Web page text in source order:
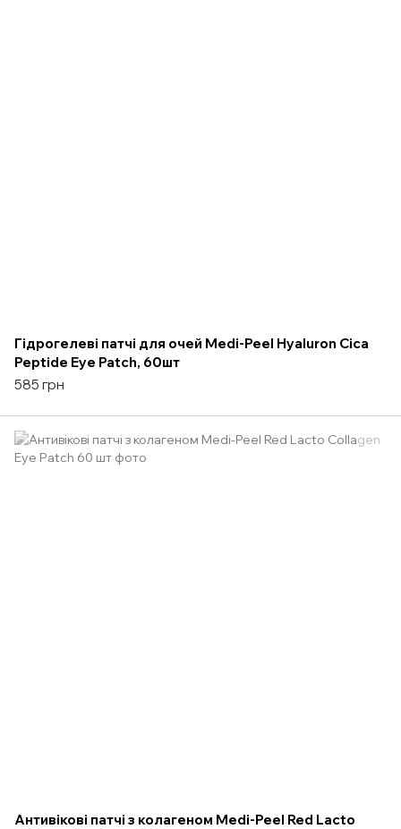
Гідрогелеві патчі для очей Medi-Peel Hyaluron Сica
Peptide Eye Patch, 60шт
585 грн
Антивікові патчі з колагеном Medi-Peel Red Lacto